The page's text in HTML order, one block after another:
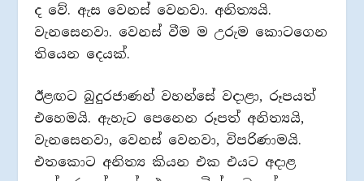
ද වේ. ඇස වෙනස් වෙනවා. අනිත්‍යයි.
වැනසෙනවා. වෙනස් වීම ම උරුම කොටගෙන
තියෙන දෙයක්.
ඊළඟට බුදුරජාණන් වහන්සේ වදාළා, රූපයත්
එහෙමයි. ඇහැට පෙනෙන රූපත් අනිත්‍යයි,
වැනසෙනවා, වෙනස් වෙනවා, විපරිණාමයි.
එතකොට අනිත්‍ය කියන එක එයට අදාළ